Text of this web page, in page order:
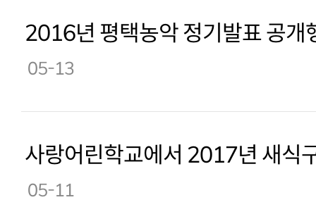
2016년 평택농악 정기발표 공개
05-13
사랑어린학교에서 2017년 새식
05-11